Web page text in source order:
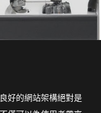
好的網站架構絕對是